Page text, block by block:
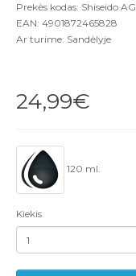
Prekės kodas: Shiseido
EAN: 4901872465828
Ar turime: Sandėlyje
24,99€
120 ml.
Kiekis